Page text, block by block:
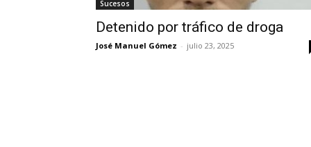
Sucesos
Detenido por tráfico de droga
José Manuel Gómez - julio 23, 2025